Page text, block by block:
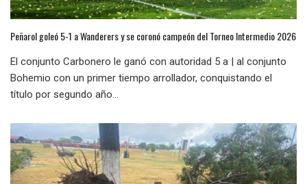
Peñarol goleó 5-1 a Wanderers y se coronó campeón del Torneo Intermedio 2026
El conjunto Carbonero le ganó con autoridad 5 a | al conjunto
Bohemio con un primer tiempo arrollador, conquistando el
título por segundo año...